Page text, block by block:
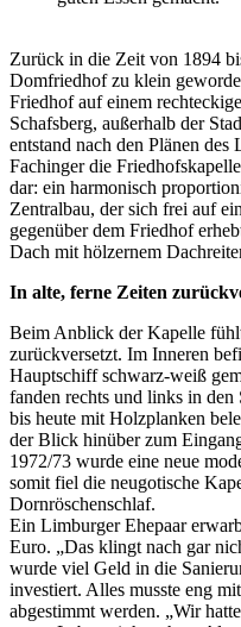
Zurück in die Zeit von 1894
Domfriedhof zu klein
Friedhof auf einem
Schafsberg, außerhalb der
entstand nach den Plänen
Fachinger die
dar: ein harmonisch
Zentralbau, der sich frei auf
gegenüber dem Friedhof
Dach mit hölzernem
In alte, ferne Zeiten
Beim Anblick der Kapelle
zurückversetzt. Im Inneren
Hauptschiff schwarz-weiß
fanden rechts und links in
bis heute mit Holzplanken
der Blick hinüber zum
1972/73 wurde eine neue
somit fiel die neugotische
Dornröschenschlaf.
Ein Limburger Ehepaar
Euro. „Das klingt nach gar
wurde viel Geld in die
investiert. Alles musste eng
abgestimmt werden. „Wir